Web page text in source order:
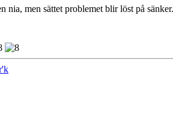
nia, men sättet problemet blir löst på